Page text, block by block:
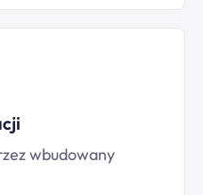
wbudowany